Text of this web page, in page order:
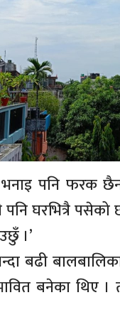
भनाइ पनि
पनि घरभित्रै
।’
बढी
बनेका